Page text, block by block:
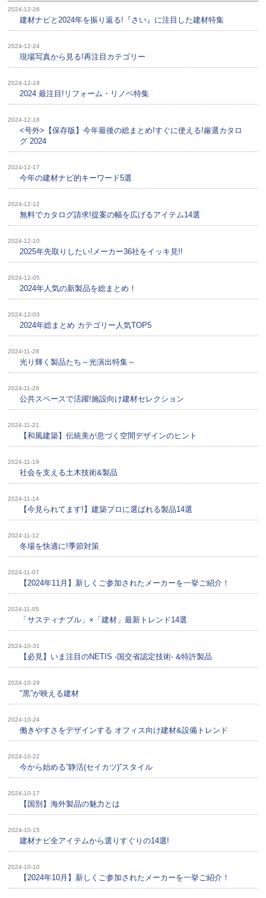
2024-12-26
建材ナビと2024年を振り返る!『さい』に注目した建材特集
2024-12-24
現場写真から見る!再注目カテゴリー
2024-12-19
2024 最注目!リフォーム・リノベ特集
2024-12-18
<号外>【保存版】今年最後の総まとめ!すぐに使える!厳選カタロ
グ 2024
2024-12-17
今年の建材ナビ的キーワード5選
2024-12-12
無料でカタログ請求!提案の幅を広げるアイテム14選
2024-12-10
2025年先取りしたい!メーカー36社をイッキ見!!
2024-12-05
2024年人気の新製品を総まとめ！
2024-12-03
2024年総まとめ カテゴリー人気TOP5
2024-11-28
光り輝く製品たち～光演出特集～
2024-11-26
公共スペースで活躍!施設向け建材セレクション
2024-11-21
【和風建築】伝統美が息づく空間デザインのヒント
2024-11-19
社会を支える土木技術&製品
2024-11-14
【今見られてます!】建築プロに選ばれる製品14選
2024-11-12
冬場を快適に!季節対策
2024-11-07
【2024年11月】新しくご参加されたメーカーを一挙ご紹介！
2024-11-05
「サスティナブル」×「建材」最新トレンド14選
2024-10-31
【必見】いま注目のNETIS -国交省認定技術- &特許製品
2024-10-29
"黒”が映える建材
2024-10-24
働きやすさをデザインする オフィス向け建材&設備トレンド
2024-10-22
今から始める”静活(セイカツ)”スタイル
2024-10-17
【国別】海外製品の魅力とは
2024-10-15
建材ナビ全アイテムから選りすぐりの14選!
2024-10-10
【2024年10月】新しくご参加されたメーカーを一挙ご紹介！